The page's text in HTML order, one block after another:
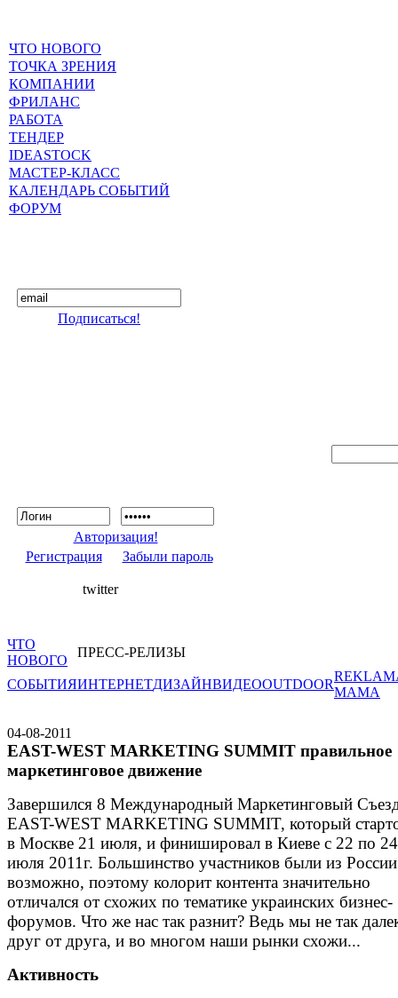
ЧТО НОВОГО
ТОЧКА ЗРЕНИЯ
КОМПАНИИ
ФРИЛАНС
РАБОТА
ТЕНДЕР
IDEASTOCK
МАСТЕР-КЛАСС
КАЛЕНДАРЬ СОБЫТИЙ
ФОРУМ
Подписаться!
Авторизация!
Регистрация
Забыли пароль
twitter
ЧТО
НОВОГО
ПРЕСС-РЕЛИЗЫ
СОБЫТИЯИНТЕРНЕТДИЗАЙНВИДЕОOUTDOOR
MAMA
04-08-2011
EAST-WEST MARKETING SUMMIT правильное
маркетинговое движение
Завершился 8 Международный Маркетинговый
EAST-WEST MARKETING SUMMIT, который
в Москве 21 июля, и финишировал в Киеве с 22 по 24
июля 2011г. Большинство участников были из
возможно, поэтому колорит контента значительно
отличался от схожих по тематике украинских бизнес-
форумов. Что же нас так разнит? Ведь мы не так
друг от друга, и во многом наши рынки схожи...
Активность